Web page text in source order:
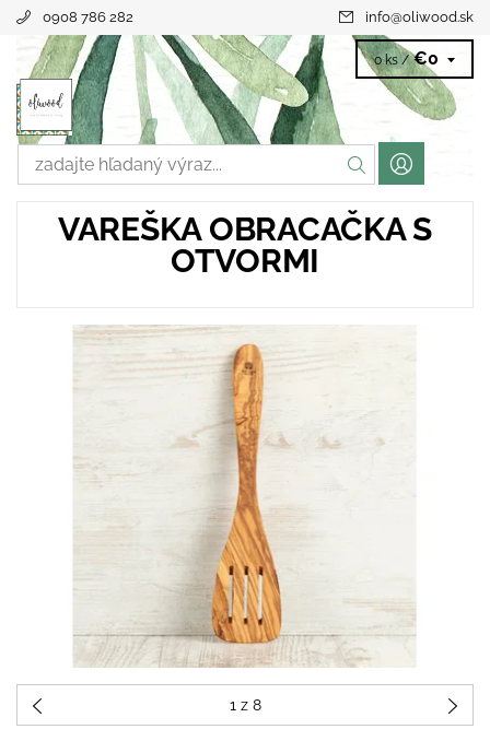
0908 786 282 info@oliwood.sk
0 ks / €0
VAREŠKA OBRACAČKA S
OTVORMI
1z 8